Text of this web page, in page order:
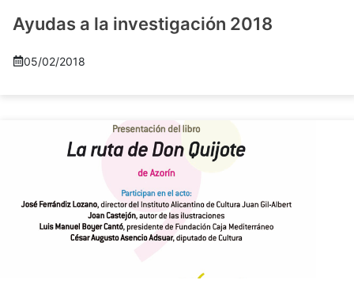
Ayudas a la investigación 2018
05/02/2018